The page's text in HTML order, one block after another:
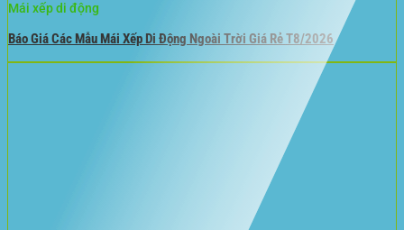
Mái xếp di động
Báo Giá Các Mẫu Mái Xếp Di Động Ngoài Trời Giá Rẻ T8/2026